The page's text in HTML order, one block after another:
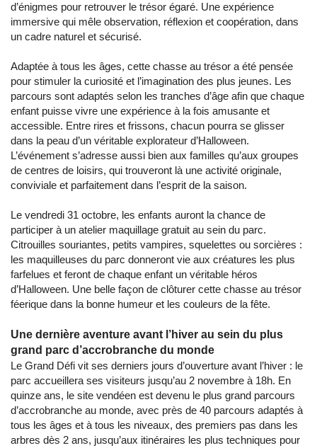
d’énigmes pour retrouver le trésor égaré. Une expérience
immersive qui mêle observation, réflexion et coopération, dans
un cadre naturel et sécurisé.
Adaptée à tous les âges, cette chasse au trésor a été pensée
pour stimuler la curiosité et l’imagination des plus jeunes. Les
parcours sont adaptés selon les tranches d’âge afin que chaque
enfant puisse vivre une expérience à la fois amusante et
accessible. Entre rires et frissons, chacun pourra se glisser
dans la peau d’un véritable explorateur d’Halloween.
L’événement s’adresse aussi bien aux familles qu’aux groupes
de centres de loisirs, qui trouveront là une activité originale,
conviviale et parfaitement dans l’esprit de la saison.
Le vendredi 31 octobre, les enfants auront la chance de
participer à un atelier maquillage gratuit au sein du parc.
Citrouilles souriantes, petits vampires, squelettes ou sorcières :
les maquilleuses du parc donneront vie aux créatures les plus
farfelues et feront de chaque enfant un véritable héros
d’Halloween. Une belle façon de clôturer cette chasse au trésor
féerique dans la bonne humeur et les couleurs de la fête.
Une dernière aventure avant l’hiver au sein du plus
grand parc d’accrobranche du monde
Le Grand Défi vit ses derniers jours d’ouverture avant l’hiver : le
parc accueillera ses visiteurs jusqu’au 2 novembre à 18h. En
quinze ans, le site vendéen est devenu le plus grand parcours
d’accrobranche au monde, avec près de 40 parcours adaptés à
tous les âges et à tous les niveaux, des premiers pas dans les
arbres dès 2 ans, jusqu’aux itinéraires les plus techniques pour